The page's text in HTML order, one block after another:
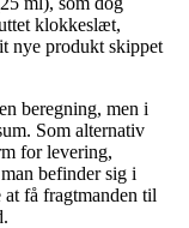
klokkeslæt,
nye produkt skippet
beregning, men i
Som alternativ
for levering,
befinder sig i
få fragtmanden til